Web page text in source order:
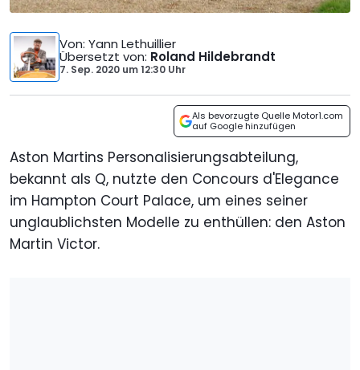
Von: Yann Lethuillier
Übersetzt von: Roland Hildebrandt
7. Sep. 2020 um12:30 Uhr
Als bevorzugte Quelle Motor1.com
auf Google hinzufügen
Aston Martins Personalisierungsabteilung,
bekannt als Q, nutzte den Concours d'Elegance
im Hampton Court Palace, um eines seiner
unglaublichsten Modelle zu enthüllen: den Aston
Martin Victor.